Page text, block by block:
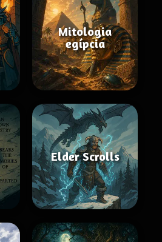
Mitologia
egípcia
Elder Scrolls